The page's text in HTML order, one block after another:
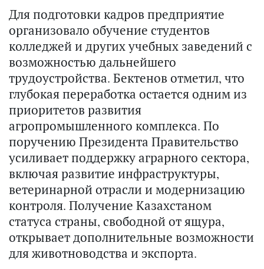
Для подготовки кадров предприятие
организовало обучение студентов
колледжей и других учебных заведений с
возможностью дальнейшего
трудоустройства. Бектенов отметил, что
глубокая переработка остается одним из
приоритетов развития
агропромышленного комплекса. По
поручению Президента Правительство
усиливает поддержку аграрного сектора,
включая развитие инфраструктуры,
ветеринарной отрасли и модернизацию
контроля. Получение Казахстаном
статуса страны, свободной от ящура,
открывает дополнительные возможности
для животноводства и экспорта.